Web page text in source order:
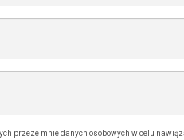
przeze mnie danych osobowych w celu